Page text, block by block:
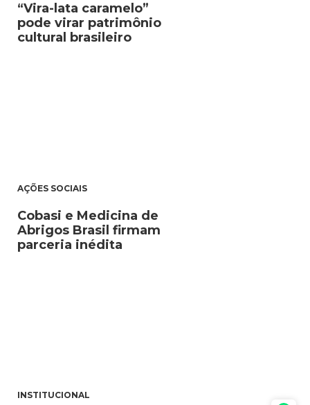
“Vira-lata caramelo”
pode virar patrimônio
cultural brasileiro
AÇÕES SOCIAIS
Cobasi e Medicina de
Abrigos Brasil firmam
parceria inédita
INSTITUCIONAL